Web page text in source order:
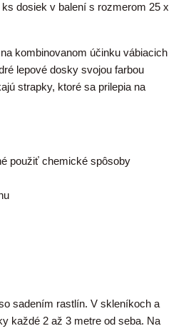
dosiek v balení s rozmerom 25 x
kombinovanom účinku vábiacich
lepové dosky svojou farbou
strapky, ktoré sa prilepia na
použiť chemické spôsoby
sadením rastlín. V skleníkoch a
každé 2 až 3 metre od seba. Na